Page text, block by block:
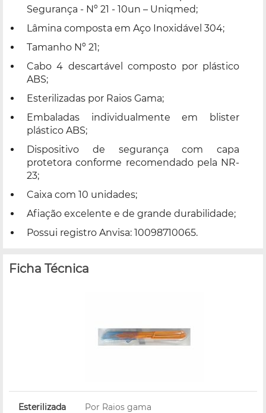
Segurança - Nº 21 - 10un – Uniqmed;
Lâmina composta em Aço Inoxidável 304;
Tamanho Nº 21;
Cabo 4 descartável composto por plástico
ABS;
Esterilizadas por Raios Gama;
Embaladas individualmente em blister
plástico ABS;
Dispositivo de segurança com capa
protetora conforme recomendado pela NR-
23;
Caixa com 10 unidades;
Afiação excelente e de grande durabilidade;
Possui registro Anvisa: 10098710065.
Ficha Técnica
Esterilizada Por Raios gama